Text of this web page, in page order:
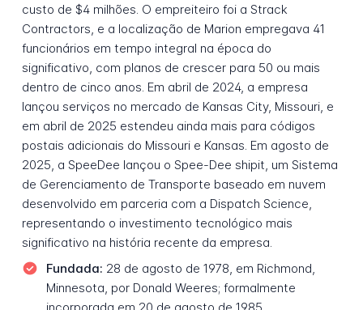
custo de $4 milhões. O empreiteiro foi a Strack
Contractors, e a localização de Marion empregava 41
funcionários em tempo integral na época do
significativo, com planos de crescer para 50 ou mais
dentro de cinco anos. Em abril de 2024, a empresa
lançou serviços no mercado de Kansas City, Missouri, e
em abril de 2025 estendeu ainda mais para códigos
postais adicionais do Missouri e Kansas. Em agosto de
2025, a SpeeDee lançou o Spee-Dee shipit, um Sistema
de Gerenciamento de Transporte baseado em nuvem
desenvolvido em parceria com a Dispatch Science,
representando o investimento tecnológico mais
significativo na história recente da empresa.
Fundada: 28 de agosto de 1978, em Richmond,
Minnesota, por Donald Weeres; formalmente
incorporada em 20 de agosto de 1985